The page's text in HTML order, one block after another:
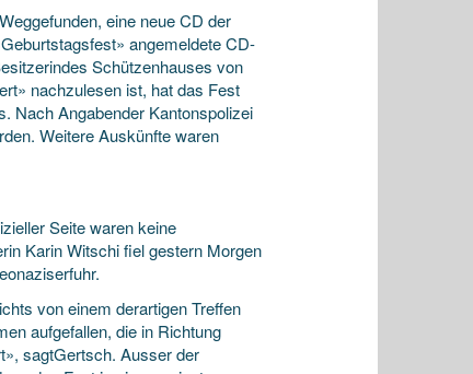
eine neue CD der
angemeldete CD-
Schützenhauses von
nachzulesen ist, hat das Fest
Nach Angabender Kantonspolizei
Weitere Auskünfte waren
Seite waren keine
Karin Witschi fiel gestern Morgen
von einem derartigen Treffen
aufgefallen, die in Richtung
sagtGertsch. Ausser der